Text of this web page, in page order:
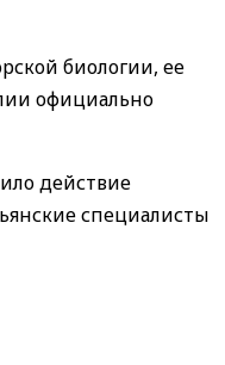
биологии, ее
официально
действие
специалисты